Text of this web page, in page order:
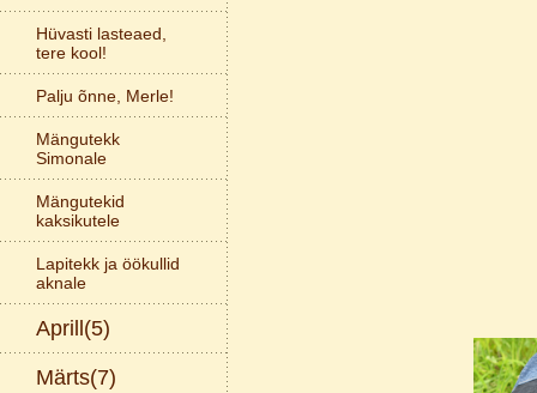
Hüvasti lasteaed,
tere kool!
Palju õnne, Merle!
Mängutekk
Simonale
Mängutekid
kaksikutele
Lapitekk ja öökullid
aknale
Aprill(5)
Märts(7)